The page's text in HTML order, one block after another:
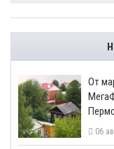
От
06